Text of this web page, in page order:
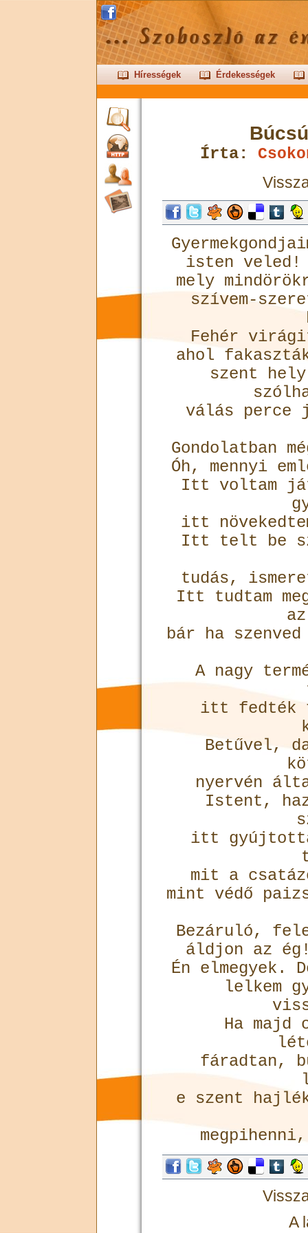
Hírességek Érdekességek
Írta:
isten veled!
mely
szívem-
Fehér
ahol
szent
válás perce
Gondolatban
Óh, mennyi
Itt voltam
itt
Itt telt be
tudás,
Itt tudtam
bár ha
A nagy
itt fedték
Betűvel,
nyervén
Istent,
itt
mit a
mint védő
Bezáruló,
áldjon az
Én elmegyek.
lelkem
Ha
fáradtan,
e szent
A